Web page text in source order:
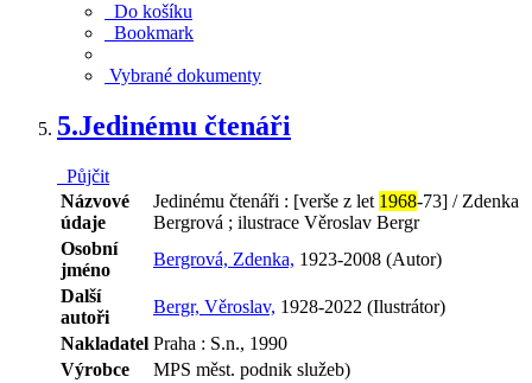
Do košíku
Bookmark
Vybrané dokumenty
5.Jedinému čtenáři
Půjčit
Názvové
údaje
Jedinému čtenáři : [verše z let 1968-73] / Zdenka
Bergrová ; ilustrace Věroslav Bergr
Osobní
jméno
Bergrová, Zdenka, 1923-2008 (Autor)
Další
autoři
Bergr, Věroslav, 1928-2022 (Ilustrátor)
Nakladatel Praha : S.n., 1990
Výrobce
MPS měst. podnik služeb)